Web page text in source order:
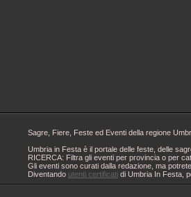
Sagre, Fiere, Feste ed Eventi della regione
Umbria in Festa è il portale delle feste, delle
RICERCA: Filtra gli eventi per provincia o per
Gli eventi sono curati dalla redazione, ma
Diventando utenti certificati di Umbria In Festa,